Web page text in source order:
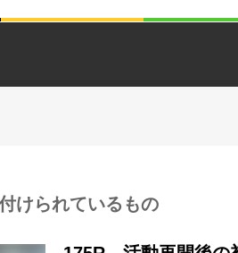
けられているもの